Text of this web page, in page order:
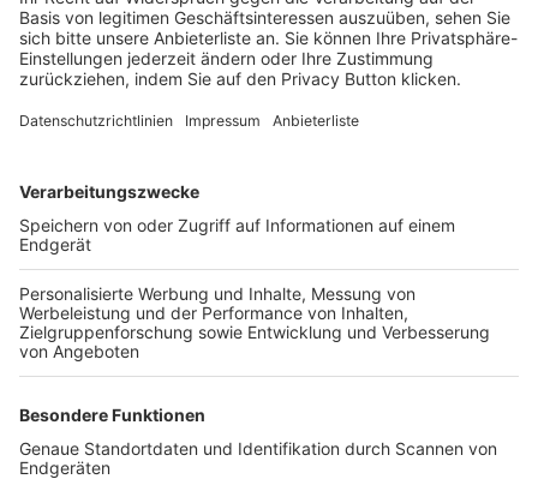
Login SpielPlus
FOLGE DEM BFV
TOP-VEREINE
TOP-PARTNER